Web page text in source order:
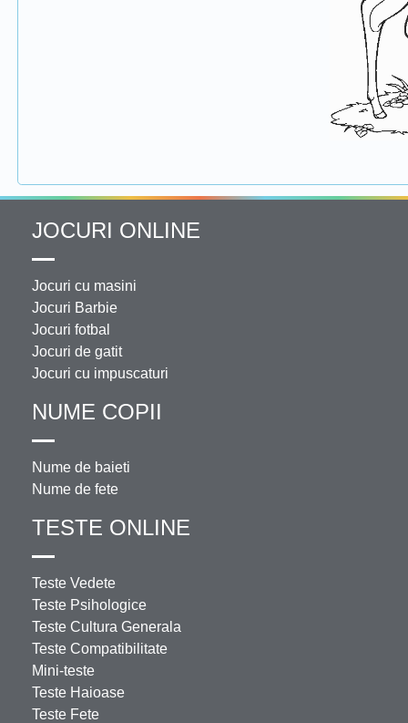
JOCURI ONLINE
Jocuri cu masini
Jocuri Barbie
Jocuri fotbal
Jocuri de gatit
Jocuri cu impuscaturi
NUME COPII
Nume de baieti
Nume de fete
TESTE ONLINE
Teste Vedete
Teste Psihologice
Teste Cultura Generala
Teste Compatibilitate
Mini-teste
Teste Haioase
Teste Fete